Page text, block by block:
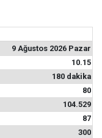
9 Ağustos 2026 Pazar
10.15
180 dakika
80
104.529
87
300